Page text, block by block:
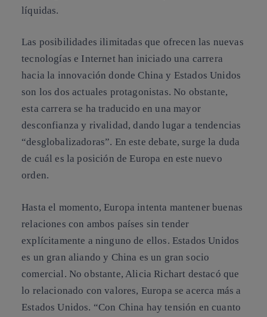
líquidas.
Las posibilidades ilimitadas que ofrecen las nuevas
tecnologías e Internet han iniciado una carrera
hacia la innovación donde China y Estados Unidos
son los dos actuales protagonistas. No obstante,
esta carrera se ha traducido en una mayor
desconfianza y rivalidad, dando lugar a tendencias
“desglobalizadoras”. En este debate, surge la duda
de cuál es la posición de Europa en este nuevo
orden.
Hasta el momento, Europa intenta mantener buenas
relaciones con ambos países sin tender
explícitamente a ninguno de ellos. Estados Unidos
es un gran aliando y China es un gran socio
comercial. No obstante, Alicia Richart destacó que
lo relacionado con valores, Europa se acerca más a
Estados Unidos. “Con China hay tensión en cuanto